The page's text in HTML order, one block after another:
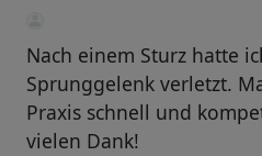
Nach einem Sturz hatte
Sprunggelenk verletzt.
Praxis schnell und
vielen Dank!